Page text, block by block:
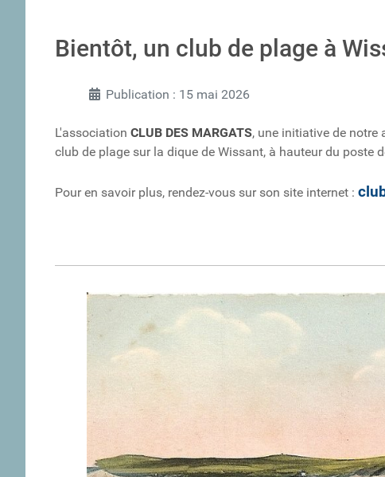
Bientôt, un club de plage à
Publication : 15 mai 2026
L'association CLUB DES MARGATS, une initiative de
club de plage sur la dique de Wissant, à hauteur du poste
Pour en savoir plus, rendez-vous sur son site internet :